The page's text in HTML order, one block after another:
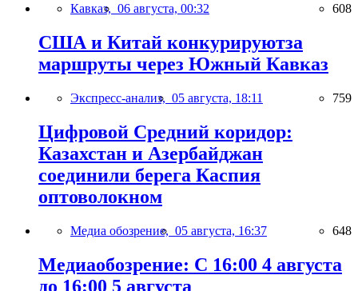
Кавказ, 06 августа, 00:32 608
США и Китай конкурируютза
маршруты через Южный Кавказ
Экспресс-анализ, 05 августа, 18:11 759
Цифровой Средний коридор:
Казахстан и Азербайджан
соединили берега Каспия
оптоволокном
Медиа обозрение, 05 августа, 16:37 648
Медиаобозрение: С 16:00 4 августа
до 16:00 5 августа